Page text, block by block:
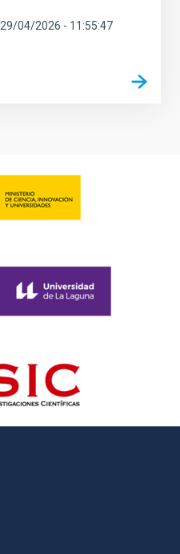
29/04/2026 - 11:55:47